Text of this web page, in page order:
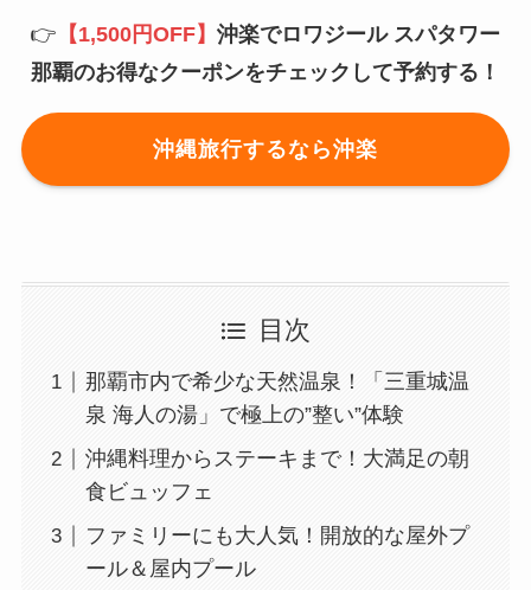
👉 【1,500円OFF】 沖楽でロワジール スパタワー
那覇のお得なクーポンをチェックして予約する！
沖縄旅行するなら沖楽
目次
那覇市内で希少な天然温泉！「三重城温
泉 海人の湯」で極上の”整い”体験
沖縄料理からステーキまで！大満足の朝
食ビュッフェ
ファミリーにも大人気！開放的な屋外プ
ール＆屋内プール